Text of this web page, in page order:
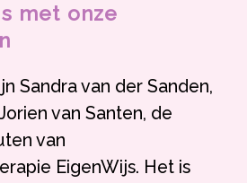
met onze
Sandra van der Sanden,
van Santen, de
van
EigenWijs. Het is